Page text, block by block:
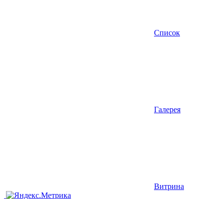
Список
Галерея
Витрина